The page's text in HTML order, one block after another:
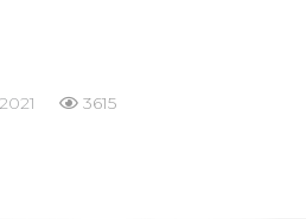
3615